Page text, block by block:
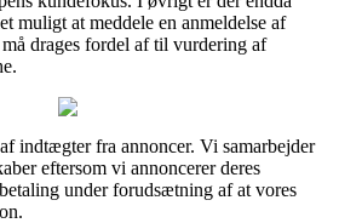
muligt at meddele en anmeldelse af
drages fordel af til vurdering af
indtægter fra annoncer. Vi samarbejder
eftersom vi annoncerer deres
under forudsætning af at vores